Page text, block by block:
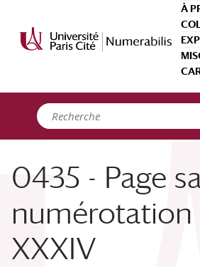
À
0435 - Page
numérotation
XXXIV